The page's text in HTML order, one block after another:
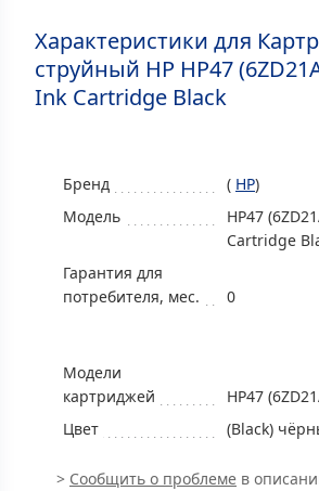
Характеристики для
струйный HP HP47
Ink Cartridge Black
Бренд ( HP)
Модель
HP47
Cartridge
Гарантия для
потребителя, мес.
0
Модели
картриджей
HP47
Цвет
(Black)
> Сообщить о проблеме в